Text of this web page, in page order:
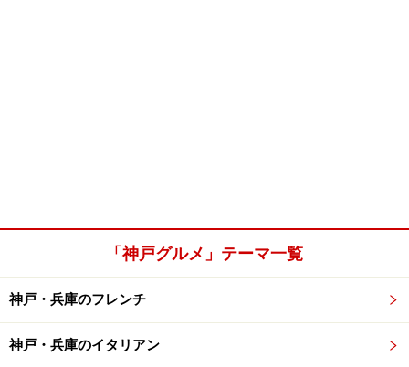
「神戸グルメ」テーマ一覧
神戸・兵庫のフレンチ
神戸・兵庫のイタリアン